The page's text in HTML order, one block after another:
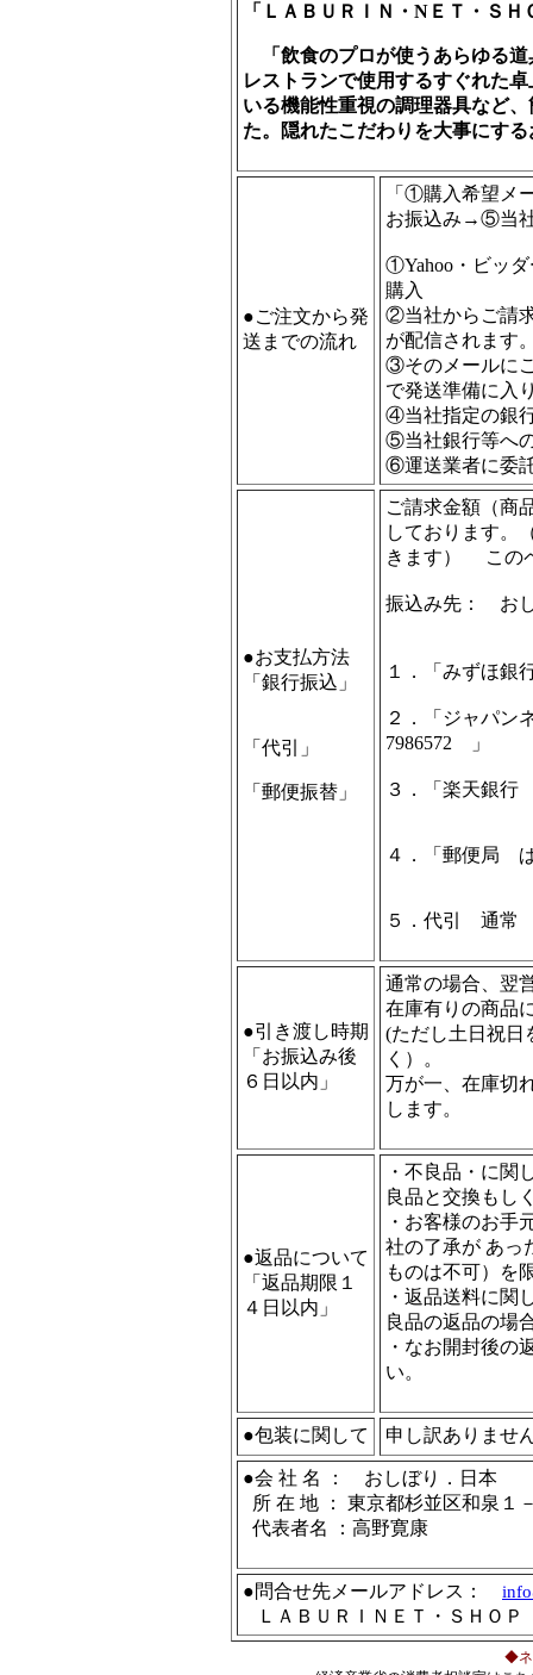
「ＬＡＢＵＲＩＮ・NＥＴ・ＳＨ
「飲食のプロが使うあらゆる道
レストランで使用するすぐれた
いる機能性重視の調理器具など
た。隠れたこだわりを大事にす
●ご注文から発
送までの流れ
「①購入希望
お振込み→⑤当
①Yahoo・ビッ
購入
②当社からご請
が配信されます
③そのメールに
で発送準備に入
④当社指定の銀
⑤当社銀行等へ
⑥運送業者に委
●お支払方法
「銀行振込」
「代引」
「郵便振替」
ご請求金額（商
しております。
きます） この
振込み先： お
１．「みずほ
２．「ジャパ
7986572 」
３．「楽天銀
４．「郵便局
５．代引 通常
●引き渡し時期
「お振込み後
６日以内」
通常の場合、翌
在庫有りの商品
(ただし土日祝日
く）。
万が一、在庫切
します。
●返品について
「返品期限１
４日以内」
・不良品・に関
良品と交換もし
・お客様のお手
社の了承が あっ
ものは不可）を
・返品送料に関
良品の返品の場
・なお開封後の
い。
●包装に関して 申し訳ありませ
●会 社 名 ： おしぼり．日本
所 在 地 ： 東京都杉並区和泉１
代表者名 ：高野寛康
●問合せ先メールアドレス： info
ＬＡＢＵＲＩＮＥＴ・ＳＨＯ
◆ネ